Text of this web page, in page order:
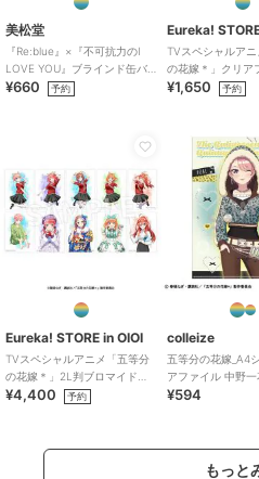
美松堂
『Re:blue』×『不可抗力のI
LOVE YOU』ブラインド缶バ
ッジ（全6種）
¥660 予約
Eureka!
TVスペシャルア
の花嫁＊」クリア
セット
¥1,650 予約
Eureka! STORE in OIOI
TVスペシャルアニメ「五等分
の花嫁＊」2L判ブロマイドセ
ット
¥4,400 予約
colleize
五等分の花嫁_A4
アファイル 中野一
ントGAL
¥594
もっと